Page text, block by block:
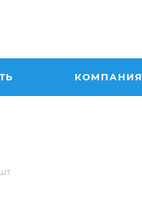
КОМПАНИЯ